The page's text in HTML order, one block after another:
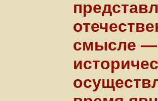
смысле —